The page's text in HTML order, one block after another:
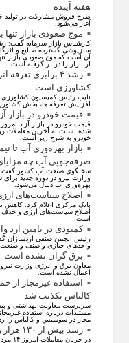
هفته آینده
آغاز می‌شود.
موج صعودی بازار
کارشناس بازار سرمایه
سبزپوشی گسترده صنایع و
آن است که موج صعودی بازار
از بازار را در بر گرفته است.
رشد ۴ برابری
کشاورزی است
نایب رئیس کمیسیون
افزایش تعرفه ها، بخش
قیمت خودرو در بازار آزاد
شده نسبت به آخرین معاملات
خودرو به شرح زیر است.
بازار بهره‌وری آب تا
صرفه‌جویی آب چه
سخنگوی صنعت آب کشور گفت:
وزارت نیرو در دوره جدید
بهره‌وری آب دنبال می‌شود.
اصلاح سیاست‌های
بانک مرکزی اعلام کرد: کاهش
اصلاح سیاست‌های ارزی و حذف
است.
کمبودی در تامین آرد
رئیس انجمن صنفی آردسازان
واحد‌های خبازی و صنف و
برق گران نشده است
معاون برق و انرژی وزارت
اعمال نشده است.
استفاده غیرمجاز از
کالباس تکذیب شد
سرپرست معاونت بهداشتی و
مستندات درباره استفاده
مجاز در سوسیس و کالباس را
رشد بیش از ۱۳۰ هزار واحدی شاخص کل بورس